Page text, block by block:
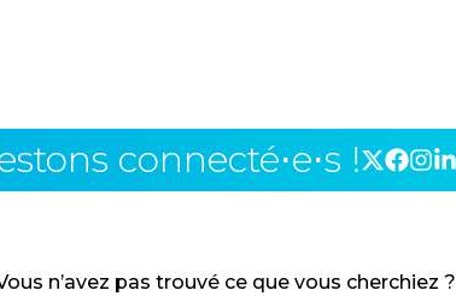
connecté⋅e⋅s !
n’avez pas trouvé ce que vous cherchiez ?